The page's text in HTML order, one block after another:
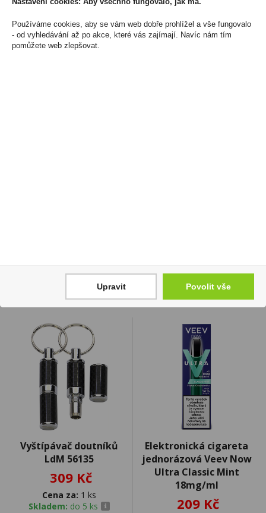
Vyštípávač doutníků
LdM 56135
309 Kč
Cena za: 1 ks
Skladem: do 5 ks
Elektronická cigareta
jednorázová Veev Now
Ultra Classic Mint
18mg/ml
209 Kč
Používáme cookies, aby se vám web dobře prohlížel a vše fungovalo
- od vyhledávání až po akce, které vás zajímají. Navíc nám tím
pomůžete web zlepšovat.
Upravit Povolit vše